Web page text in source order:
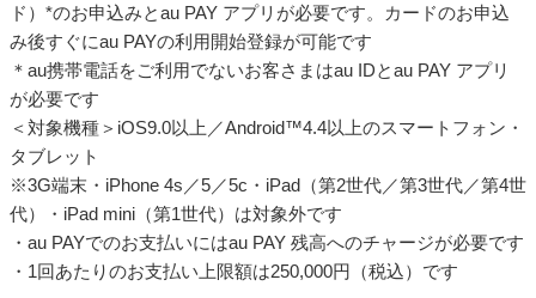
ド）*のお申込みとau PAY アプリが必要です。カードのお申込
み後すぐにau PAYの利用開始登録が可能です
＊au携帯電話をご利用でないお客さまはau IDとau PAY アプリ
が必要です
＜対象機種＞iOS9.0以上／Android™4.4以上のスマートフォン・
タブレット
※3G端末・iPhone 4s／5／5c・iPad（第2世代／第3世代／第4世
代）・iPad mini（第1世代）は対象外です
・au PAYでのお支払いにはau PAY 残高へのチャージが必要です
・1回あたりのお支払い上限額は250,000円（税込）です